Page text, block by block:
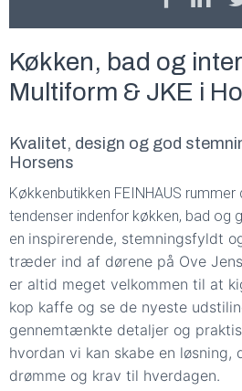
Køkken, bad og
Multiform & JKE i
Kvalitet, design og god
Horsens
Køkkenbutikken FEINHAUS
tendenser indenfor køkken, bad og
en inspirerende, stemningsfyldt
træder ind af dørene på Ove
er altid meget velkommen til at
kop kaffe og se de nyeste
gennemtænkte detaljer og
hvordan vi kan skabe en løsning,
drømme og krav til hverdagen.